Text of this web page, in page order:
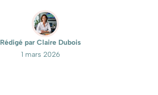
Rédigé par Claire Dubois
1 mars 2026